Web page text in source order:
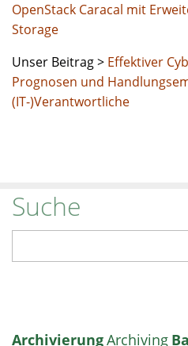
OpenStack Caracal mit
Storage
Unser Beitrag > Effektiver
Prognosen und
(IT-)Verantwortliche
Suche
ArchivierungArchiving